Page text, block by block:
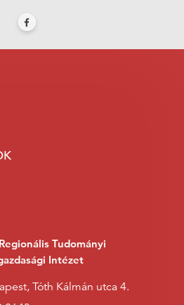
Tudományi
Intézet
Tóth Kálmán utca 4.